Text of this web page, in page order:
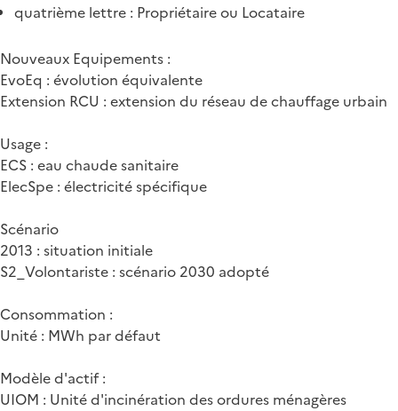
quatrième lettre : Propriétaire ou Locataire
Nouveaux Equipements :
EvoEq : évolution équivalente
Extension RCU : extension du réseau de chauffage urbain
Usage :
ECS : eau chaude sanitaire
ElecSpe : électricité spécifique
Scénario
2013 : situation initiale
S2_Volontariste : scénario 2030 adopté
Consommation :
Unité : MWh par défaut
Modèle d'actif :
UIOM : Unité d'incinération des ordures ménagères